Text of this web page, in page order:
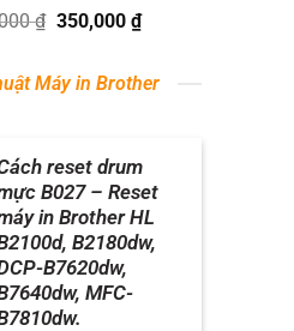
400,000 ₫.
₫ Giá
là:
420,000 ₫.
350,000 ₫Giá
là:
Máy in Brother
reset drum
B027 – Reset
in Brother HL
B2180dw,
B7620dw,
MFC-